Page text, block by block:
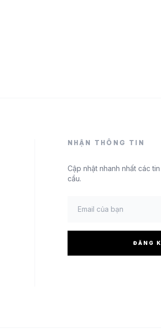
NHẬN THÔNG TIN
Cập nhật nhanh nhất các
cầu.